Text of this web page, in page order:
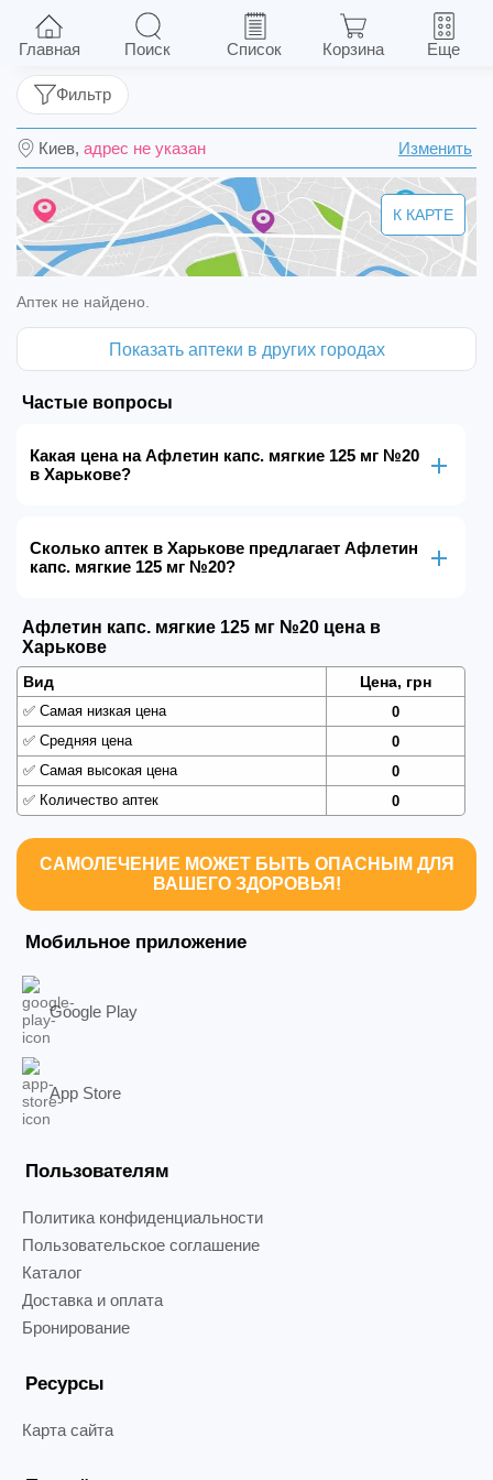
Афлетин капс. мягкие 125 мг №20
Киев, адрес не указан Изменить
Фильтр
К КАРТЕ
Аптек не найдено.
Показать аптеки в других городах
Частые вопросы
Какая цена на Афлетин капс. мягкие 125 мг №20
в Харькове?
Сколько аптек в Харькове предлагает Афлетин
капс. мягкие 125 мг №20?
Афлетин капс. мягкие 125 мг №20 цена в
Харькове
Вид Цена, грн
✅ Самая низкая цена
0
✅ Средняя цена
0
✅ Самая высокая цена
0
✅ Количество аптек 0
САМОЛЕЧЕНИЕ МОЖЕТ БЫТЬ ОПАСНЫМ ДЛЯ
ВАШЕГО ЗДОРОВЬЯ!
Мобильное приложение
Google Play
App Store
Пользователям
Политика конфиденциальности
Пользовательское соглашение
Каталог
Доставка и оплата
Бронирование
Ресурсы
Карта сайта
Главная Поиск Список Корзина Еще